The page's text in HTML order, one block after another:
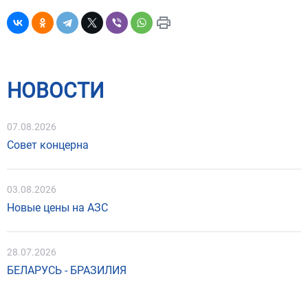
НОВОСТИ
07.08.2026
Совет концерна
03.08.2026
Новые цены на АЗС
28.07.2026
БЕЛАРУСЬ - БРАЗИЛИЯ